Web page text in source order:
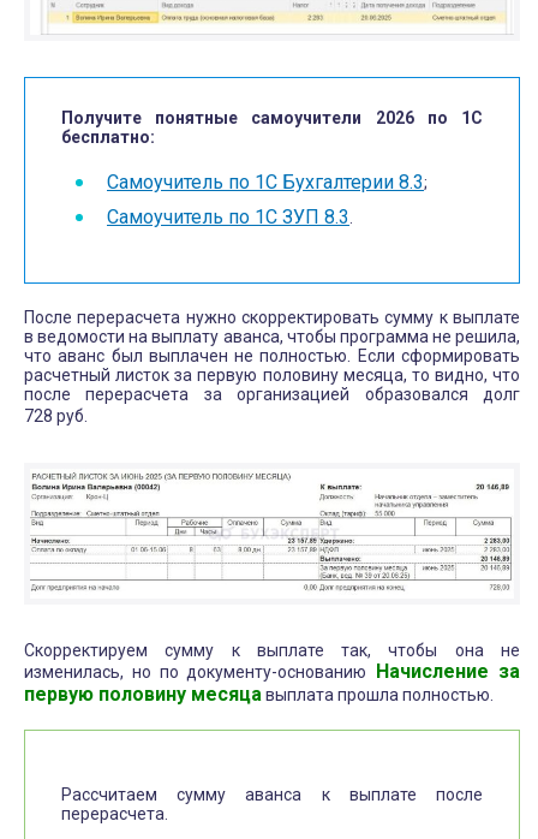
Получите понятные самоучители 2026 по 1С
бесплатно:
Самоучитель по 1С Бухгалтерии 8.3;
Самоучитель по 1С ЗУП 8.3
После перерасчета нужно скорректировать сумму к выплате
в ведомости на выплату аванса, чтобы программа не решила,
что аванс был выплачен не полностью. Если сформировать
расчетный листок за первую половину месяца, то видно, что
после перерасчета за организацией образовался долг
728 руб.
Скорректируем сумму к выплате так, чтобы она не
изменилась, но по документу-основанию
Начисление за
первую половину месяцавыплата прошла полностью.
Рассчитаем сумму аванса к выплате после
перерасчета.